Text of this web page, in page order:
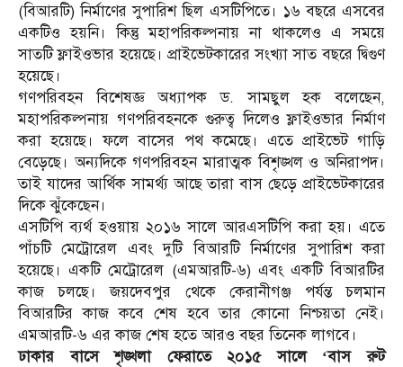
(বিআরটি) নির্মাণের সুপারিশ ছিল এসটিপিতে। ১৬ বছরে এসবের
একটিও হয়নি। কিন্তু মহাপরিকল্পনায় না থাকলেও এ সময়ে
সাতটি ফ্লাইওভার হয়েছে। প্রাইভেটকারের সংখ্যা সাত বছরে দ্বিগুণ
হয়েছে।
গণপরিবহন বিশেষজ্ঞ অধ্যাপক ড. সামছুল হক বলেছেন,
মহাপরিকল্পনায় গণপরিবহনকে গুরুত্ব দিলেও ফ্লাইওভার নির্মাণ
করা হয়েছে। ফলে বাসের পথ কমেছে। এতে প্রাইভেট গাড়ি
বেড়েছে। অন্যদিকে গণপরিবহন মারাত্মক বিশৃঙ্খল ও অনিরাপদ।
তাই যাদের আর্থিক সামর্থ্য আছে তারা বাস ছেড়ে প্রাইভেটকারের
দিকে ঝুঁকেছেন।
এসটিপি ব্যর্থ হওয়ায় ২০১৬ সালে আরএসটিপি করা হয়। এতে
পাঁচটি মেট্রোরেল এবং দুটি বিআরটি নির্মাণের সুপারিশ করা
হয়েছে। একটি মেট্রোরেল (এমআরটি-৬) এবং একটি বিআরটির
কাজ চলছে। জয়দেবপুর থেকে কেরানীগঞ্জ পর্যন্ত চলমান
বিআরটির কাজ কবে শেষ হবে তার কোনো নিশ্চয়তা নেই।
এমআরটি-৬ এর কাজ শেষ হতে আরও বছর তিনেক লাগবে।
ঢাকার বাসে শৃঙ্খলা ফেরাতে ২০১৫ সালে ‘বাস রুট